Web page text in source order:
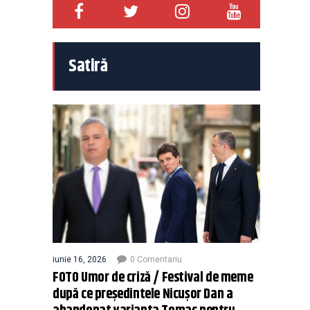
Satiră
iunie 16, 2026 0 Comentariu
FOTO Umor de criză / Festival de meme
după ce președintele Nicușor Dan a